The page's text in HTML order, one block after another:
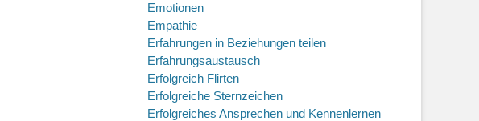
Emotionen
Empathie
Erfahrungen in Beziehungen teilen
Erfahrungsaustausch
Erfolgreich Flirten
Erfolgreiche Sternzeichen
Erfolgreiches Ansprechen und Kennenlernen